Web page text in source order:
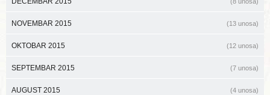
NOVEMBAR 2015 (13 unosa)
OKTOBAR 2015 (12 unosa)
SEPTEMBAR 2015 (7 unosa)
AUGUST 2015 (4 unosa)